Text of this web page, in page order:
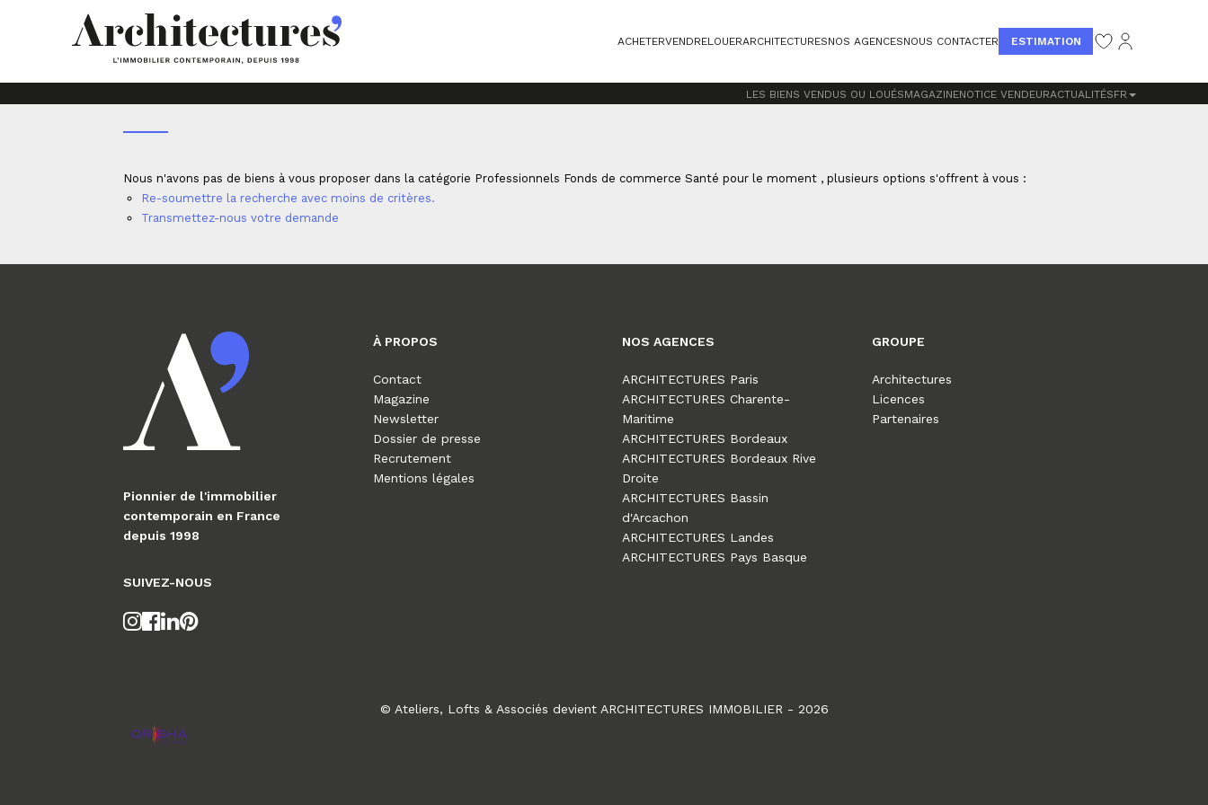
ACHETERVENDRELOUERARCHITECTURESNOS AGENCESNOUS CONTACTER ESTIMATION
LES BIENS VENDUS OU LOUÉSMAGAZINENOTICE VENDEURACTUALITÉSFR
Accueil Professionnels Fonds de commerce
Nous n'avons pas de biens à vous proposer dans la catégorie Professionnels Fonds de commerce Santé pour le moment , plusieurs options s'offrent à vous :
Re-soumettre la recherche avec moins de critères.
Transmettez-nous votre demande
Pionnier de l'immobilier
contemporain en France
depuis 1998
SUIVEZ-NOUS
À PROPOS
Contact
Magazine
Newsletter
Dossier de presse
Recrutement
Mentions légales
NOS AGENCES
ARCHITECTURES Paris
ARCHITECTURES Charente-
Maritime
ARCHITECTURES Bordeaux
ARCHITECTURES Bordeaux Rive
Droite
ARCHITECTURES Bassin
d'Arcachon
ARCHITECTURES Landes
ARCHITECTURES Pays Basque
GROUPE
Architectures
Licences
Partenaires
© Ateliers, Lofts & Associés devient ARCHITECTURES IMMOBILIER - 2026